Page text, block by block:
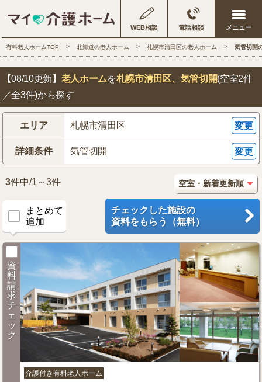
WEB相談 電話相談
有料老人ホームTOP 北海道の老人ホーム 札幌市清田区の老人ホーム 気管切開
【08/10更新】 老人ホームを札幌市清田区、気管切開(空室2件
／全3件)から探す
エリア 札幌市清田区 変更
詳細条件 気管切開 変更
3件中/1～3件
まとめて
追加
チェックした施設の
資料をもらう（無料）
資
料
請
求
チ
ェ
ッ
ク
介護付き有料老人ホーム